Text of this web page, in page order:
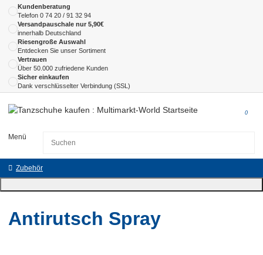
Kundenberatung
Telefon 0 74 20 / 91 32 94
Versandpauschale nur 5,90€
innerhalb Deutschland
Riesengroße Auswahl
Entdecken Sie unser Sortiment
Vertrauen
Über 50.000 zufriedene Kunden
Sicher einkaufen
Dank verschlüsselter Verbindung (SSL)
Menü
0
Zubehör
Antirutsch Spray